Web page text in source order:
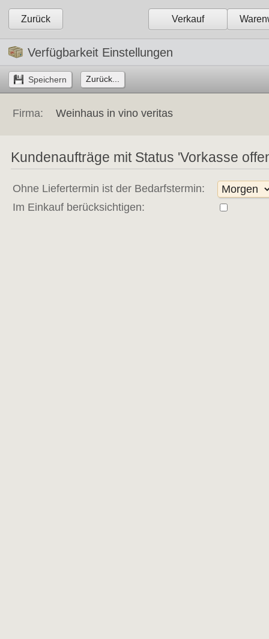
Zurück Verkauf
Verfügbarkeit Einstellungen
Zurück...
Firma: Weinhaus in vino veritas
Kundenaufträge mit Status 'Vorkasse
Ohne Liefertermin ist der Bedarfstermin:
Im Einkauf berücksichtigen: